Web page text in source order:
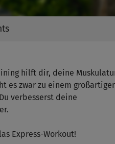
hilft dir, deine
es zwar zu einem
verbesserst deine
Express-Workout!